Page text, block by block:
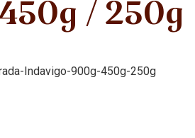
/ 250g